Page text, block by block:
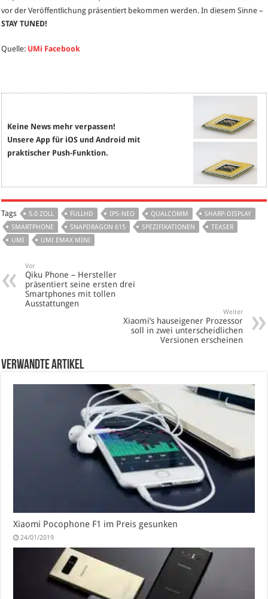
vor der Veröffentlichung präsentiert bekommen werden. In diesem Sinne –
STAY TUNED!
Quelle: UMi Facebook
Keine News mehr verpassen!
Unsere App für iOS und Android mit
praktischer Push-Funktion.
Tags 5.0 ZOLL FULLHD IPS-NEO QUALCOMM
SHARP-DISPLAY
SMARTPHONE
SNAPDRAGON 615 SPEZIFIKATIONEN
TEASER
UMI
UMI EMAX MINI
Vor
Qiku Phone – Hersteller
präsentiert seine ersten drei
Smartphones mit tollen
Ausstattungen
Weiter
Xiaomi’s hauseigener Prozessor
soll in zwei unterscheidlichen
Versionen erscheinen
verwandte Artikel
Xiaomi Pocophone F1 im Preis gesunken
24/01/2019